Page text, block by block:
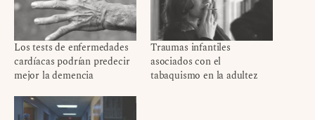
Los tests de enfermedades
cardíacas podrían predecir
mejor la demencia
Traumas infantiles
asociados con el
tabaquismo en la adultez